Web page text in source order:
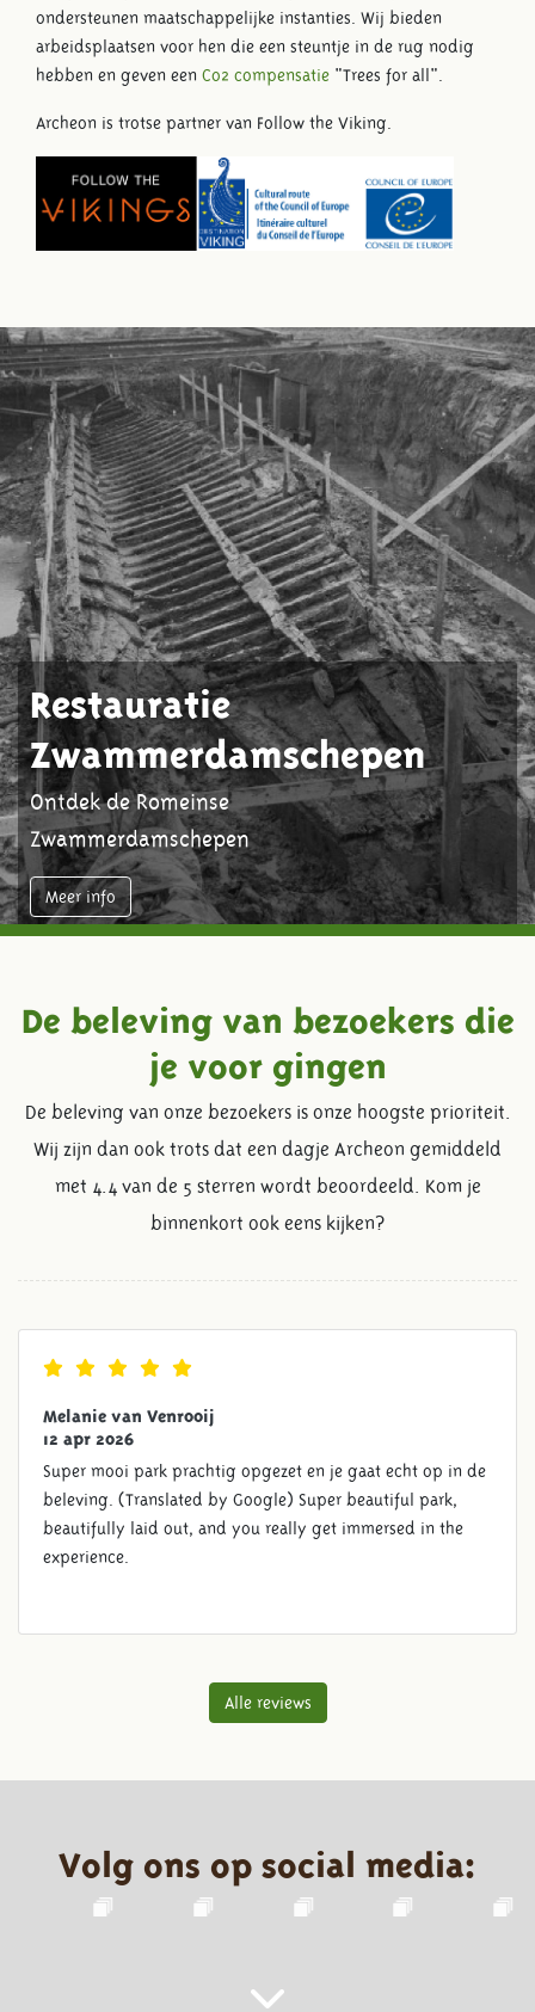
ondersteunen maatschappelijke instanties. Wij bieden
arbeidsplaatsen voor hen die een steuntje in de rug nodig
hebben en geven een C02 compensatie "Trees for all".
Archeon is trotse partner van Follow the Viking.
Restauratie
Zwammerdamschepen
Ontdek de Romeinse
Zwammerdamschepen
Meer info
De beleving van bezoekers die
je voor gingen
De beleving van onze bezoekers is onze hoogste prioriteit.
Wij zijn dan ook trots dat een dagje Archeon gemiddeld
met 4.4 van de 5 sterren wordt beoordeeld. Kom je
binnenkort ook eens kijken?
Melanie van Venrooij
12 apr 2026
Super mooi park prachtig opgezet en je gaat echt op in de
beleving. (Translated by Google) Super beautiful park,
beautifully laid out, and you really get immersed in the
experience.
Alle reviews
Volg ons op social media: